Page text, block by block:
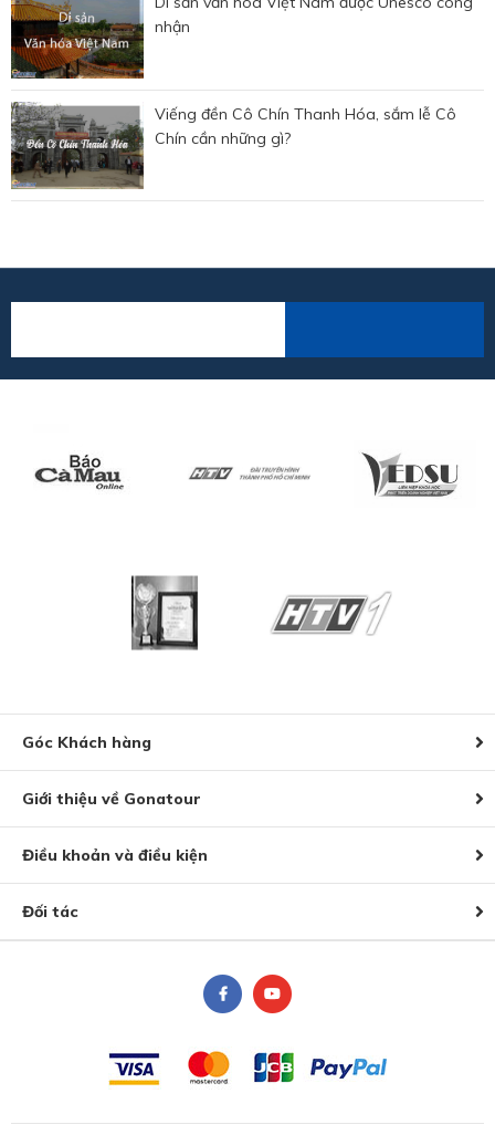
nhận
Viếng đền Cô Chín Thanh Hóa, sắm lễ Cô
Chín cần những gì?
Góc Khách hàng
Giới thiệu về Gonatour
Điều khoản và điều kiện
Đối tác